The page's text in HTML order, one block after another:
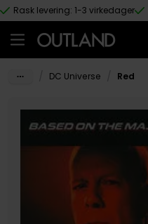
Hopp til hovedinnhold
Rask levering: 1-3 virkedager
DC Universe Red